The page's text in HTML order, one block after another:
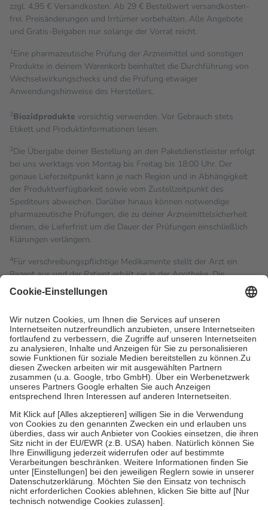
zzgl. 4,95 € Versandkosten. Ab 29 € Bestell­wert versand­kosten­
frei. Preisänderungen und Irrtümer vorbehalten. Alle Angebote
und Gratis-Beigaben nur solange der Vorrat reicht.
1Eine pharmazeutische Prüfung der Arzneimittel und sonstigen
Produkte in deinem Warenkorb beinhaltet die Durchführung von
Wechselwirkungschecks und die Prüfung etwaiger
Anwendungshinweise des Herstellers.
2Biozidprodukte vorsichtig verwenden. Vor Gebrauch stets
Etikett und Produktinformationen lesen.
3Die Übergabe deiner Bestellung an den Paketdienstleister erfolgt
bei uns werktags von Montag bis Freitag bis 18:00 Uhr. Der
genaue Lieferzeitpunkt kann je nach Region und in Abhängigkeit
der Produktverfügbarkeit sowie vom Zustellzeitpunkt des
Spediteurs abweichen. Darüber hinaus können notwendige
pharmazeutische Prüfungen, die zu deiner Arzneimittelsicherheit
dienen, die Lieferfrist um die Dauer der Prüfungen einschließlich
Klärungen verlängern.
4Für verschreibungspflichtige Medikamente stellt der Arzt ein
Rezept aus und der Patient erhält sie in der Apotheke. Die
gesetzliche Krankenversicherung übernimmt in der Regel die
Kosten dafür, der Versicherte trägt einen Teil davon als Zuzahlung
Grundsätzlich leisten Mitglieder Zuzahlungen in Höhe von zehn
Prozent des Abgabepreises,mindestensjedochfünf Euround
höchstens zehn Euro.Es sind jedoch nie mehr als die
tatsächlichen Kosten der Leistung zu entrichten.
Diese Regeln gelten grundsätzlich auch für Online-Apotheken.
Bei Heilmitteln und häuslicher Krankenpflege beträgt die
Zuzahlung zehn Prozent der Kosten sowie zehn Euro je
Verordnung.
Um das Engagement der Versicherten für ihre eigene Gesundheit
zu stärken und die besondere Stellung der Familie zu unterstützen,
fallenkeine Zuzahlungenan bei:
• Kindern und Jugendlichen bis zum vollendeten 18. Lebensjahr
mit Ausnahme der Fahrkosten
• Untersuchungen zur Vorsorge und Früherkennung, die von der
GKV getragen werden